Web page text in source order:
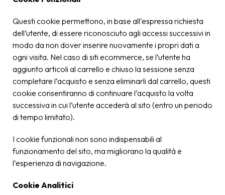
Questi cookie permettono, in base all’espressa richiesta
dell’utente, di essere riconosciuto agli accessi successivi in
modo da non dover inserire nuovamente i propri dati a
ogni visita. Nel caso di siti e­commerce, se l’utente ha
aggiunto articoli al carrello e chiuso la sessione senza
completare l’acquisto e senza eliminarli dal carrello, questi
cookie consentiranno di continuare l’acquisto la volta
successiva in cui l’utente accederà al sito (entro un periodo
di tempo limitato).
I cookie funzionali non sono indispensabili al
funzionamento del sito, ma migliorano la qualità e
l’esperienza di navigazione.
Cookie Analitici